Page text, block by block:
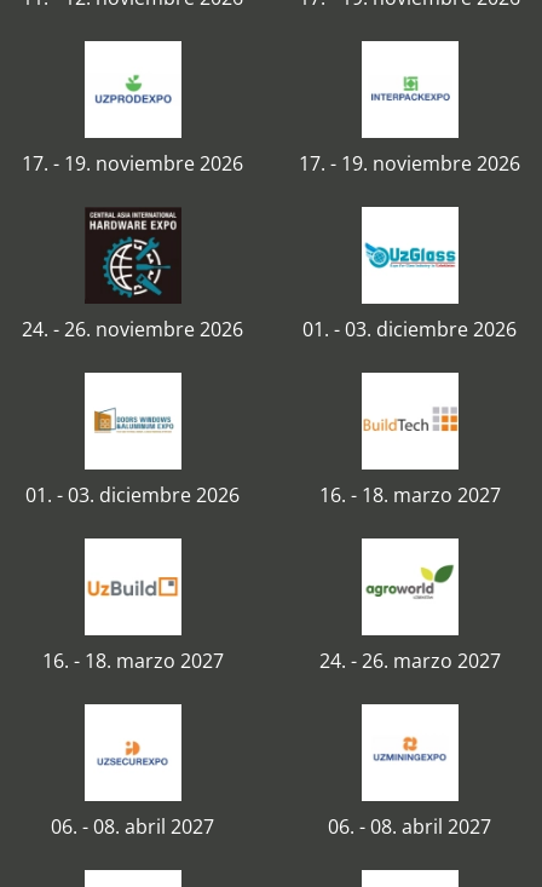
17. - 19. noviembre 2026 17. - 19. noviembre 2026
24. - 26. noviembre 2026 01. - 03. diciembre 2026
01. - 03. diciembre 2026 16. - 18. marzo 2027
16. - 18. marzo 2027 24. - 26. marzo 2027
06. - 08. abril 2027 06. - 08. abril 2027